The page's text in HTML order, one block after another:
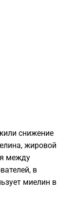
снижение
жировой
между
в
миелин в